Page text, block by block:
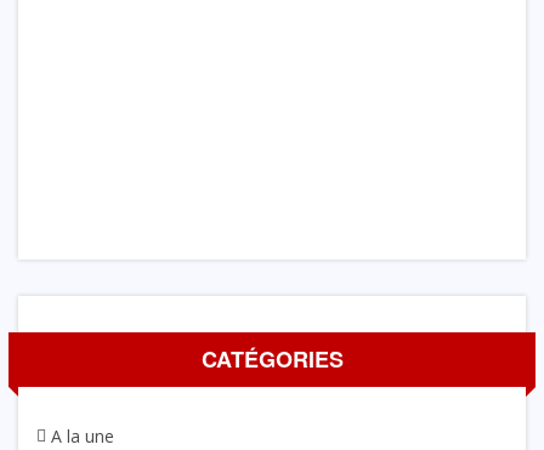
CATÉGORIES
A la une